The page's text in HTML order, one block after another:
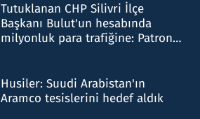
Tutuklanan CHP Silivri İlçe
Başkanı Bulut'un hesabında
milyonluk para trafiğine: Patron
Husiler: Suudi Arabistan'ın
Aramco tesislerini hedef aldık